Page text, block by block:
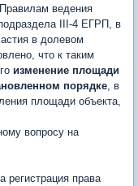
ведения
III-4 ЕГРП, в
в долевом
что к таким
изменение площади
порядке, в
площади объекта,
вопросу на
регистрация права